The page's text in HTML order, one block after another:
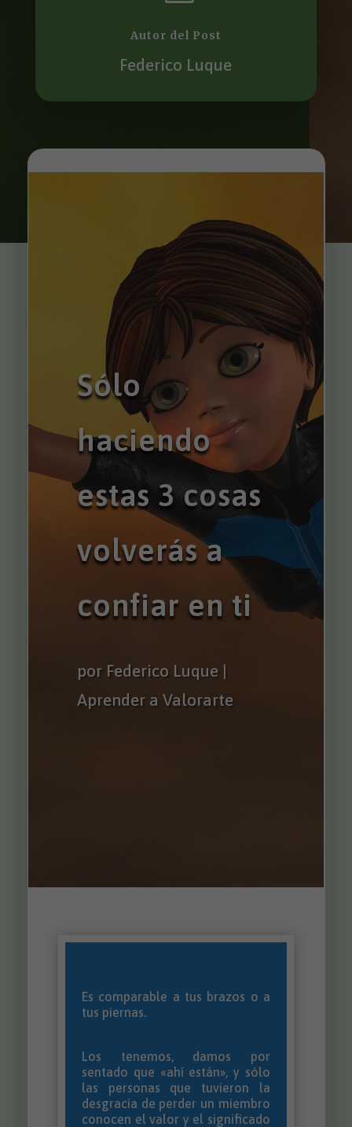
Autor del Post
Federico Luque
Sólo
haciendo
estas 3 cosas
volverás a
confiar en ti
por Federico Luque
Aprender a Valorarte
Es comparable a tus brazos o a
tus piernas.
Los tenemos, damos por
sentado que «ahí están», y sólo
las personas que tuvieron la
desgracia de perder un miembro
conocen el valor y el significado